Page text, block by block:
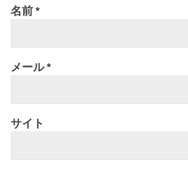
名前*
メール*
サイト